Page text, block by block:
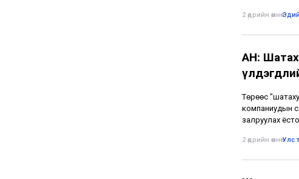
2 өдрийн өмнө•
АН:
Төрөөс
компаниудын
залруулах
2 өдрийн өмнө•Улс